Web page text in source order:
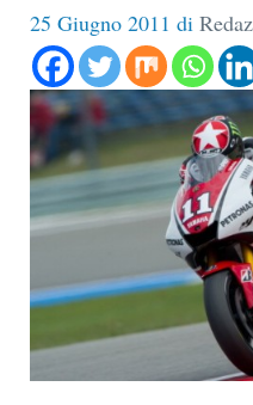
25 Giugno 2011 di